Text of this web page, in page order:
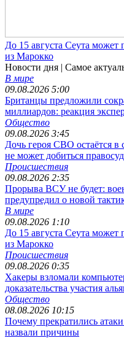
До 15 августа Сеута
из Марокко
Новости дня | Самое
В мире
09.08.2026 5:00
Британцы предложили
миллиардов: реакция
Общество
09.08.2026 3:45
Дочь героя СВО остаётся в
не может добиться
Происшествия
09.08.2026 2:35
Прорыва ВСУ не будет:
предупредил о новой
В мире
09.08.2026 1:10
До 15 августа Сеута
из Марокко
Происшествия
09.08.2026 0:35
Хакеры взломали
доказательства участия
Общество
08.08.2026 10:15
Почему прекратились
назвали причины